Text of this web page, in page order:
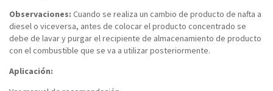
Observaciones: Cuando se realiza un cambio de producto de nafta a
diesel o viceversa, antes de colocar el producto concentrado se
debe de lavar y purgar el recipiente de almacenamiento de producto
con el combustible que se va a utilizar posteriormente.
Aplicación: